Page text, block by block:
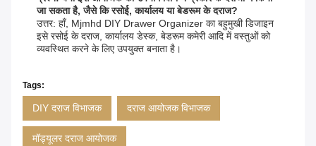
जा सकता है, जैसे कि रसोई, कार्यालय या बेडरूम के दराज?
उत्तर: हाँ, Mjmhd DIY Drawer Organizer का बहुमुखी डिजाइन
इसे रसोई के दराज, कार्यालय डेस्क, बेडरूम कमेरी आदि में वस्तुओं को
व्यवस्थित करने के लिए उपयुक्त बनाता है।
Tags:
DIY दराज विभाजक दराज आयोजक विभाजक
मॉड्यूलर दराज आयोजक